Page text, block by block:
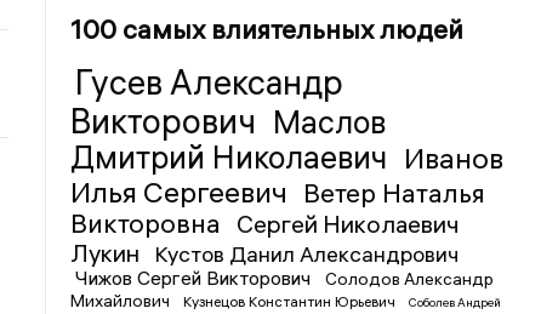
100 самых влиятельных людей
Гусев Александр
Викторович Маслов
Дмитрий Николаевич Иванов
Илья Сергеевич
Ветер Наталья
Викторовна
Сергей Николаевич
Лукин
Кустов Данил Александрович
Чижов Сергей Викторович
Солодов Александр
Михайлович
Кузнецов Константин Юрьевич
Соболев Андрей